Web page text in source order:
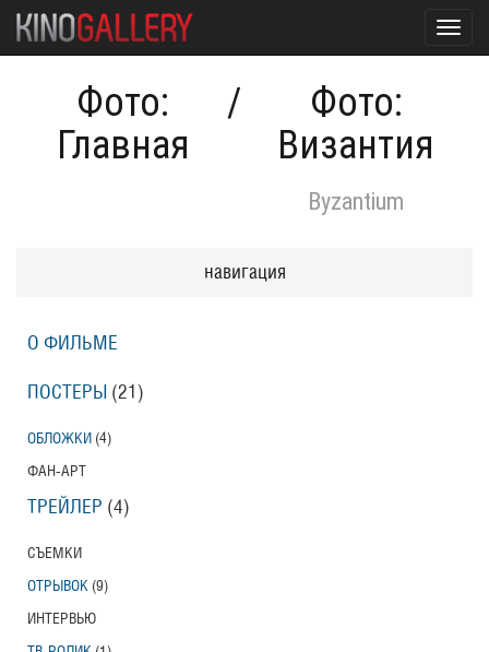
Фото:
Главная
/
Фото:
Византия
Byzantium
навигация
О ФИЛЬМЕ
ПОСТЕРЫ (21)
ОБЛОЖКИ (4)
ФАН-АРТ
ТРЕЙЛЕР (4)
СЪЕМКИ
ОТРЫВОК (9)
ИНТЕРВЬЮ